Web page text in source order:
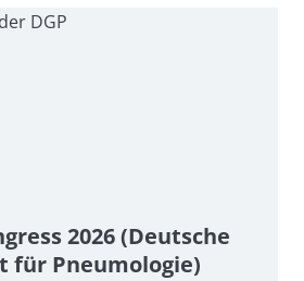
2026 (Deutsche
für Pneumologie)